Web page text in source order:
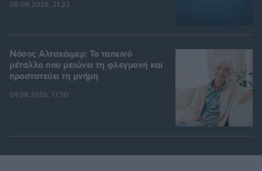
08.08.2026, 21:23
Νόσος Αλτσχάιμερ: Το ταπεινό
μέταλλο που μειώνει τη φλεγμονή και
προστατεύει τη μνήμη
09.08.2026, 17:50